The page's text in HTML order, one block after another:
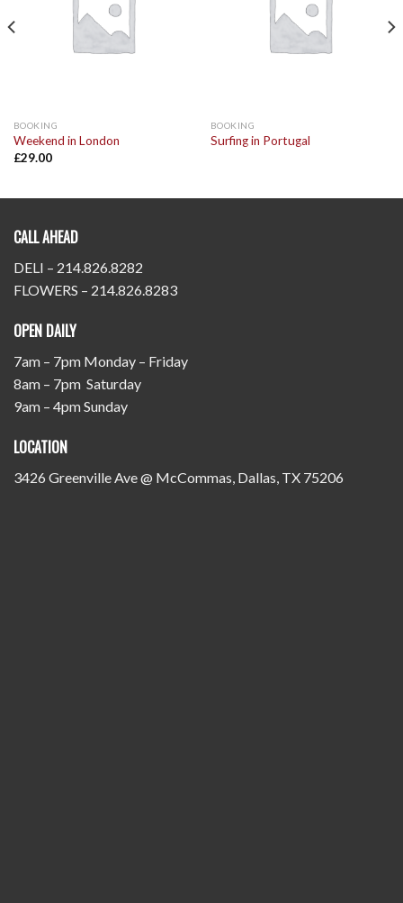
BOOKING
Weekend in London
£29.00
BOOKING
Surfing in Portugal
CALL AHEAD
DELI – 214.826.8282
FLOWERS – 214.826.8283
OPEN DAILY
7am – 7pm Monday – Friday
8am – 7pm Saturday
9am – 4pm Sunday
LOCATION
3426 Greenville Ave @ McCommas, Dallas, TX 75206